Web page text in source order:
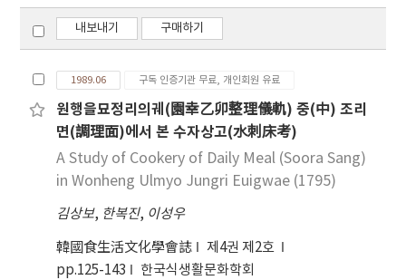
내보내기 구매하기
1989.06 구독 인증기관 무료, 개인회원 유료
원행을묘정리의궤(園幸乙卯整理儀軌) 중(中) 조리
면(調理面)에서 본 수자상고(水刺床考)
A Study of Cookery of Daily Meal (Soora Sang)
in Wonheng Ulmyo Jungri Euigwae (1795)
김상보, 한복진, 이성우
韓國食生活文化學會誌
제4권 제2호
pp.125-143
한국식생활문화학회